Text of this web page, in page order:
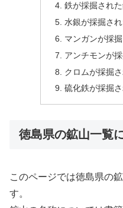
鉄が採掘され
水銀が採掘さ
マンガンが採
アンチモンが
クロムが採掘
硫化鉄が採掘
徳島県の鉱山一覧
このページでは徳島県の
す。